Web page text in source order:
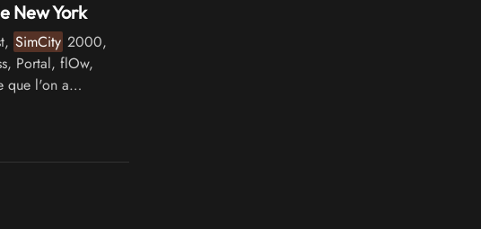
New York
SimCity 2000,
Portal, flOw,
que l'on a